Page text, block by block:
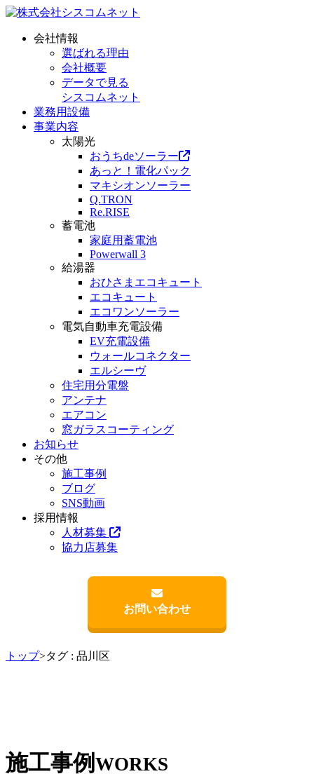
会社情報
選ばれる理由
会社概要
データで見る
シスコムネット
業務用設備
事業内容
太陽光
おうちdeソーラー
あっと！電化パック
マキシオンソーラー
Q.TRON
Re.RISE
蓄電池
家庭用蓄電池
Powerwall 3
給湯器
おひさまエコキュート
エコキュート
エコワンソーラー
電気自動車充電設備
EV充電設備
ウォールコネクター
エルシーヴ
住宅用分電盤
アンテナ
エアコン
窓ガラスコーティング
お知らせ
その他
施工事例
ブログ
SNS動画
採用情報
人材募集
協力店募集
お問い合わせ
トップ>タグ : 品川区
施工事例 WORKS